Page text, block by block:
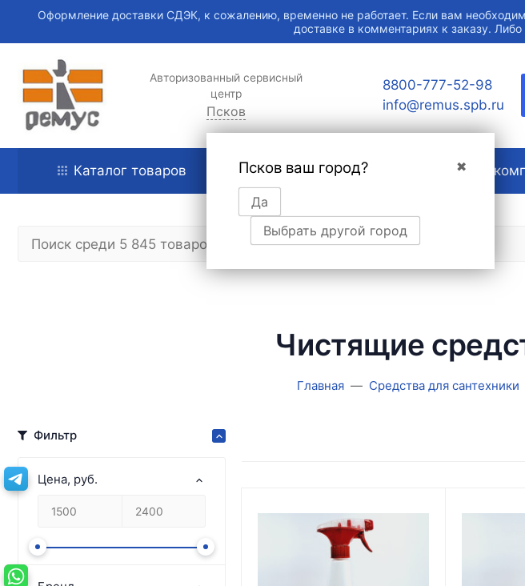
Оформление доставки СДЭК, к сожалению, временно не работает. Если вам
доставке в комментариях к заказу.
Авторизованный сервисный
центр
Псков
✖
Псков ваш город?
Да
Выбрать другой город
8800-777-52-98
info@remus.spb.ru
Каталог товаров Главная О
Чистящие
Главная Средства для сантехники
Фильтр
Цена, руб.